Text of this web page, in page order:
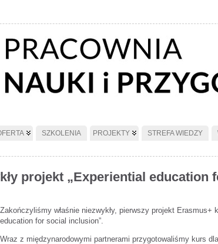
SZKOLENIA PROJEKTY STREFA WIEDZY
projekt „Experiential education
Zakończyliśmy właśnie niezwykły, pierwszy projekt
education for social inclusion”.
Wraz z międzynarodowymi partnerami przygotowaliśmy kurs